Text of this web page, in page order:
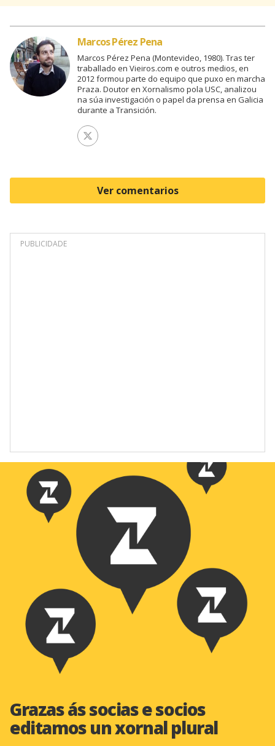
Marcos Pérez Pena
Marcos Pérez Pena (Montevideo, 1980). Tras ter
traballado en Vieiros.com e outros medios, en
2012 formou parte do equipo que puxo en marcha
Praza. Doutor en Xornalismo pola USC, analizou
na súa investigación o papel da prensa en Galicia
durante a Transición.
Ver perfil de Twitter
Ver comentarios
PUBLICIDADE
Grazas ás socias e socios
editamos un xornal plural